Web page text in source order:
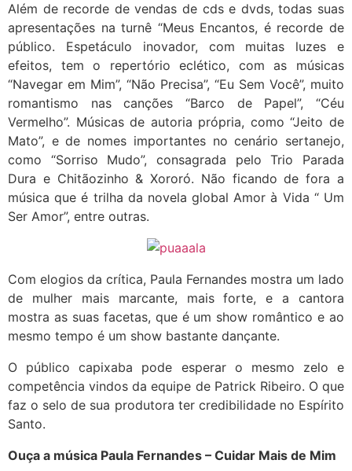
Além de recorde de vendas de cds e dvds, todas suas
apresentações na turnê “Meus Encantos, é recorde de
público. Espetáculo inovador, com muitas luzes e
efeitos, tem o repertório eclético, com as músicas
“Navegar em Mim”, “Não Precisa”, “Eu Sem Você”, muito
romantismo nas canções “Barco de Papel”, “Céu
Vermelho”. Músicas de autoria própria, como “Jeito de
Mato”, e de nomes importantes no cenário sertanejo,
como “Sorriso Mudo”, consagrada pelo Trio Parada
Dura e Chitãozinho & Xororó. Não ficando de fora a
música que é trilha da novela global Amor à Vida “ Um
Ser Amor”, entre outras.
Com elogios da crítica, Paula Fernandes mostra um lado
de mulher mais marcante, mais forte, e a cantora
mostra as suas facetas, que é um show romântico e ao
mesmo tempo é um show bastante dançante.
O público capixaba pode esperar o mesmo zelo e
competência vindos da equipe de Patrick Ribeiro. O que
faz o selo de sua produtora ter credibilidade no Espírito
Santo.
Ouça a música Paula Fernandes – Cuidar Mais de Mim